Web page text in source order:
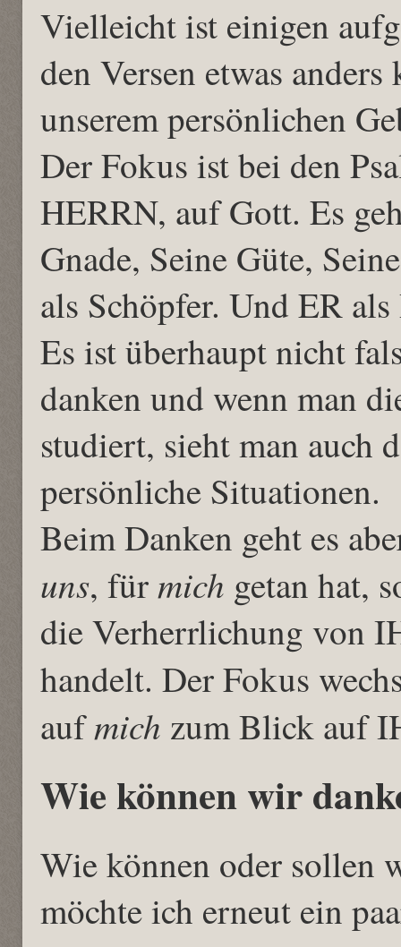
Vielleicht ist einigen
den Versen etwas
unserem persönlichen
Der Fokus ist bei den
HERRN, auf Gott. Es
Gnade, Seine Güte,
als Schöpfer. Und ER als
Es ist überhaupt nicht
danken und wenn man
studiert, sieht man auch
persönliche Situationen.
Beim Danken geht es
uns, für mich getan hat,
die Verherrlichung von
handelt. Der Fokus
aufmich zum Blick auf
Wie können wir
Wie können oder sollen
möchte ich erneut ein